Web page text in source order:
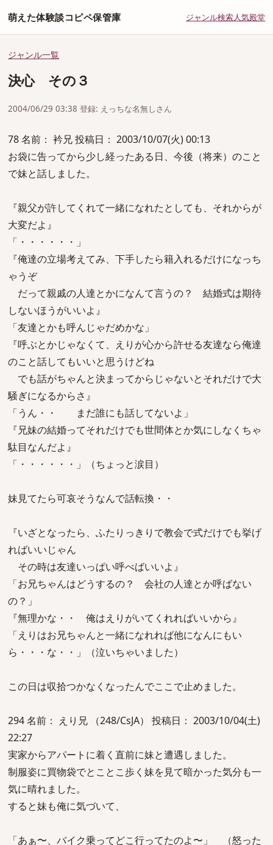
萌えた体験談コピペ保管庫 ジャンル検索人気殿堂
ジャンル一覧
決心 その３
2004/06/29 03:38 登録: えっちな名無しさん
78 名前： 衿兄 投稿日： 2003/10/07(火) 00:13
お袋に告ってから少し経ったある日、今後（将来）のこと
で妹と話しました。
『親父が許してくれて一緒になれたとしても、それからが
大変だよ』
「・・・・・・」
『俺達の立場考えてみ、下手したら籍入れるだけになっち
ゃうぞ
だって親戚の人達とかになんて言うの？ 結婚式は期待
しないほうがいいよ』
「友達とかも呼んじゃだめかな」
『呼ぶとかじゃなくて、えりが心から許せる友達なら俺達
のこと話してもいいと思うけどね
でも話がちゃんと決まってからじゃないとそれだけで大
騒ぎになるからさ』
「うん・・ まだ誰にも話してないよ」
『兄妹の結婚ってそれだけでも世間体とか気にしなくちゃ
駄目なんだよ』
「・・・・・・」（ちょっと涙目）
妹見てたら可哀そうなんで話転換・・
『いざとなったら、ふたりっきりで教会で式だけでも挙げ
ればいいじゃん
その時は友達いっぱい呼べばいいよ』
「お兄ちゃんはどうするの？ 会社の人達とか呼ばない
の？」
『無理かな・・ 俺はえりがいてくれればいいから』
「えりはお兄ちゃんと一緒になれれば他になんにもい
ら・・・な・・」（泣いちゃいました）
この日は収拾つかなくなったんでここで止めました。
294 名前： えり兄 （248/CsJA） 投稿日： 2003/10/04(土)
22:27
実家からアパートに着く直前に妹と遭遇しました。
制服姿に買物袋でとことこ歩く妹を見て暗かった気分も一
気に晴れました。
すると妹も俺に気づいて、
「あぁ〜、バイク乗ってどこ行ってたのよ〜」 （怒った